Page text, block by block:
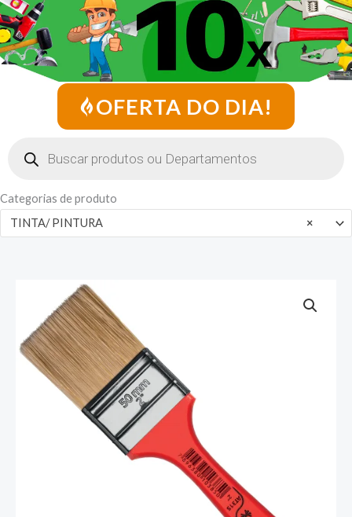
OFERTA DO DIA!
Categorias de produto
×
TINTA/ PINTURA